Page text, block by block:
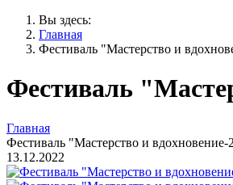
Вы здесь:
Главная
Фестиваль "Мастерство и
Фестиваль
Главная
Фестиваль "Мастерство и вдохновение-
13.12.2022